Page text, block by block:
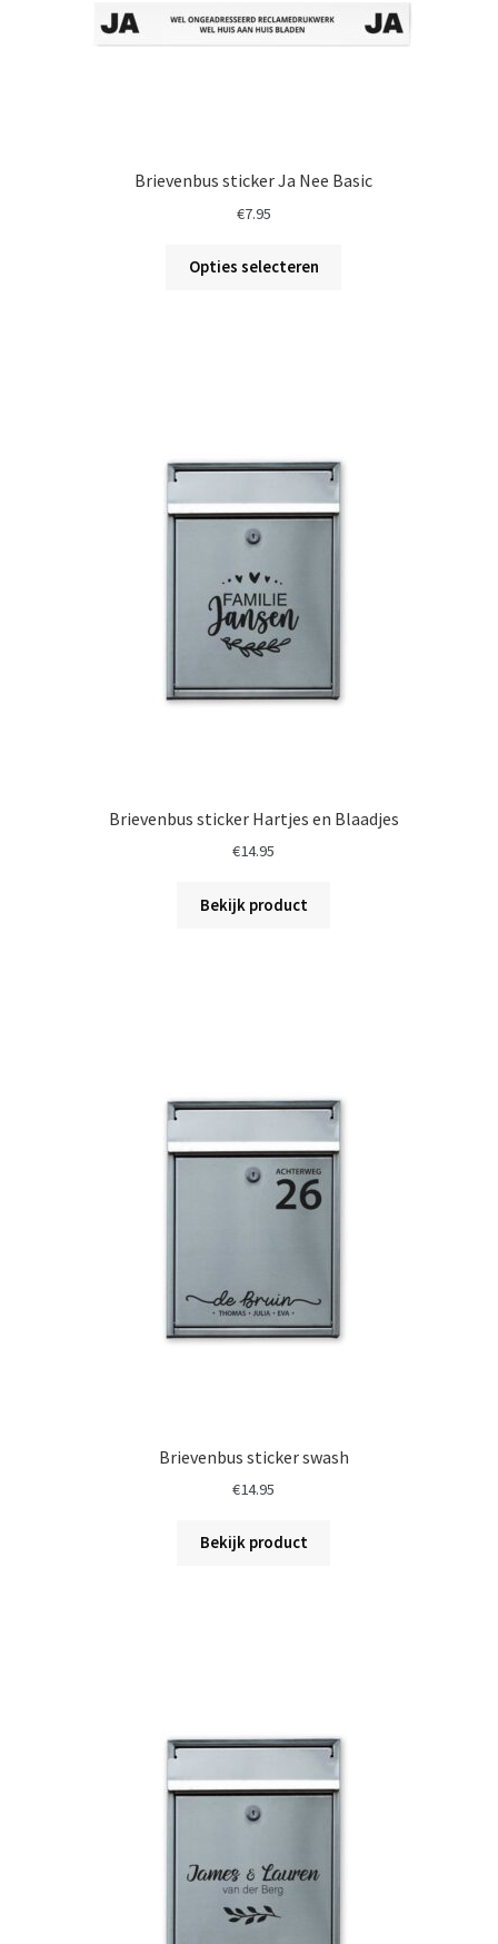
Brievenbus sticker Ja Nee Basic
€7.95
Opties selecteren
Brievenbus sticker Hartjes en Blaadjes
€14.95
Bekijk product
Brievenbus sticker swash
€14.95
Bekijk product